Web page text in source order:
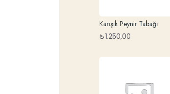
Karışık Peynir Tabağı
₺1.250,00